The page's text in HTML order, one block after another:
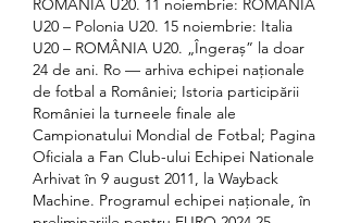
U20 – Polonia U20. 15 noiembrie: Italia
U20 – ROMÂNIA U20. „Îngeraș” la doar
24 de ani. Ro — arhiva echipei naționale
de fotbal a României; Istoria participării
României la turneele finale ale
Campionatului Mondial de Fotbal; Pagina
Oficiala a Fan Club-ului Echipei Nationale
Arhivat în 9 august 2011, la Wayback
Machine. Programul echipei naționale, în